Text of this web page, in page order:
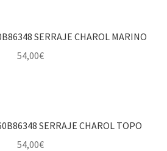
SERRAJE CHAROL MARINO
54,00€
SERRAJE CHAROL TOPO
54,00€